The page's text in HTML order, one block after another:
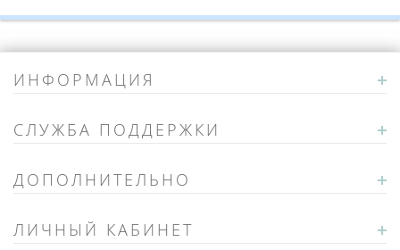
ИНФОРМАЦИЯ
СЛУЖБА ПОДДЕРЖКИ
ДОПОЛНИТЕЛЬНО
ЛИЧНЫЙ КАБИНЕТ